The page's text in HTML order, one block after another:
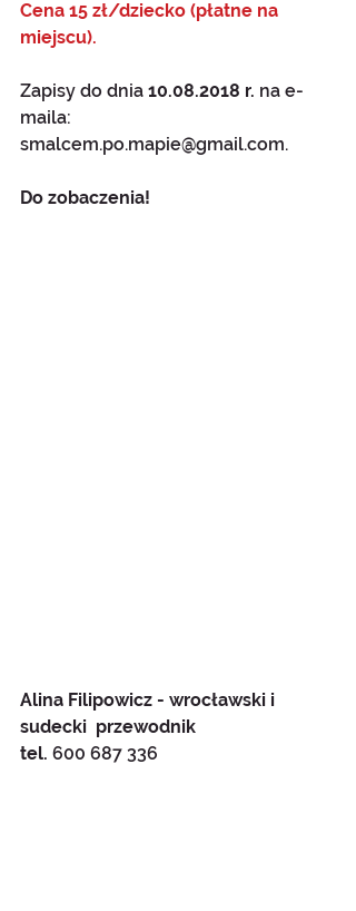
Cena 15 zł/dziecko (płatne na
miejscu).
Zapisy do dnia 10.08.2018 r. na e-
maila:
smalcem.po.mapie@gmail.com.
Do zobaczenia!
Alina Filipowicz - wrocławski i
sudecki  przewodnik
tel. 600 687 336